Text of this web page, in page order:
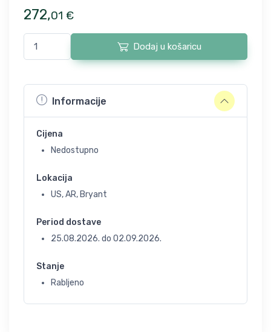
272,01 €
Dodaj u košaricu
Informacije
Cijena
Nedostupno
Lokacija
US, AR, Bryant
Period dostave
25.08.2026. do 02.09.2026.
Stanje
Rabljeno